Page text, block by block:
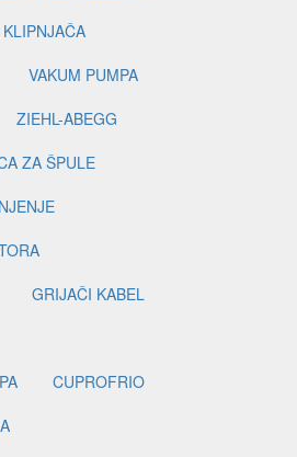
KLIPNJAČA
VAKUM PUMPA
ZIEHL-ABEGG
ZA ŠPULE
GRIJAČI KABEL
CUPROFRIO